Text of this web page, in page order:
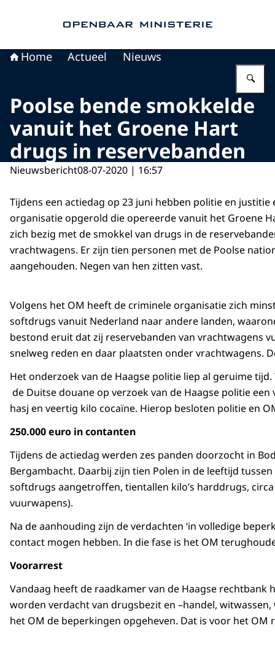
Home Actueel Nieuws
Poolse bende smokkelde
vanuit het Groene Hart
drugs in reservebanden
Nieuwsbericht08-07-2020 | 16:57
Tijdens een actiedag op 23 juni hebben politie en justitie
organisatie opgerold die opereerde vanuit het Groene
zich bezig met de smokkel van drugs in de
vrachtwagens. Er zijn tien personen met de Poolse
aangehouden. Negen van hen zitten vast.
Volgens het OM heeft de criminele organisatie zich
softdrugs vanuit Nederland naar andere landen,
bestond eruit dat zij reservebanden van vrachtwagens
snelweg reden en daar plaatsten onder vrachtwagens.
Het onderzoek van de Haagse politie liep al geruime
de Duitse douane op verzoek van de Haagse politie
hasj en veertig kilo cocaïne. Hierop besloten politie en
250.000 euro in contanten
Tijdens de actiedag werden zes panden doorzocht in
Bergambacht. Daarbij zijn tien Polen in de leeftijd
softdrugs aangetroffen, tientallen kilo’s harddrugs,
vuurwapens).
Na de aanhouding zijn de verdachten ‘in volledige
contact mogen hebben. In die fase is het OM
Voorarrest
Vandaag heeft de raadkamer van de Haagse
worden verdacht van drugsbezit en –handel,
het OM de beperkingen opgeheven. Dat is voor het